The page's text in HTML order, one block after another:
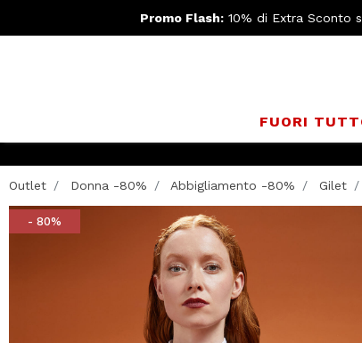
Promo Flash:10% di Extra Sconto
FUORI
Outlet Donna -80% Abbigliamento -80% Gilet
- 80%